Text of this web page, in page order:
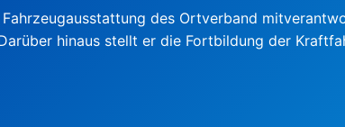
des Ortverband
hinaus stellt er die Fortbildung der